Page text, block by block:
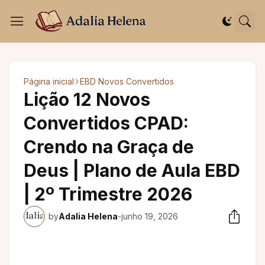
Página inicial EBD Novos Convertidos
Lição 12 Novos
Convertidos CPAD:
Crendo na Graça de
Deus | Plano de Aula EBD
| 2º Trimestre 2026
byAdalia Helena-junho 19, 2026